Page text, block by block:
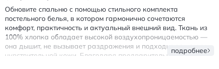
Обновите спальню с помощью стильного комплекта
постельного белья, в котором гармонично сочетаются
комфорт, практичность и актуальный внешний вид. Ткань из
100% хлопка обладает высокой воздухопроницаемостью —
она дышит, не вызывает раздражения и подходит даже для
чувствительной кожи. Благодаря предварительной стирке
подробнее